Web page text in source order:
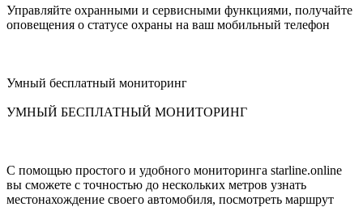
Управляйте охранными и сервисными функциями, получайте
оповещения о статусе охраны на ваш мобильный телефон
Умный бесплатный мониторинг
УМНЫЙ БЕСПЛАТНЫЙ МОНИТОРИНГ
С помощью простого и удобного мониторинга starline.online
вы сможете с точностью до нескольких метров узнать
местонахождение своего автомобиля, посмотреть маршрут